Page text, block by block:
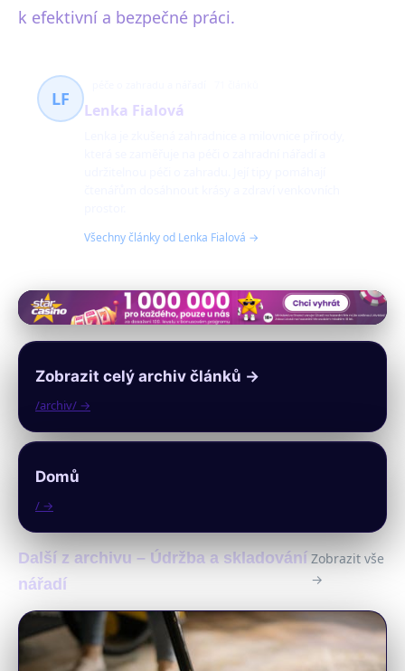
k efektivní a bezpečné práci.
LF
Lenka Fialová
Všechny články od Lenka Fialová →
Zobrazit celý archiv článků →
/archiv/ →
Domů
/ →
Další z archivu – Údržba a skladování
nářadí
Zobrazit vše
→